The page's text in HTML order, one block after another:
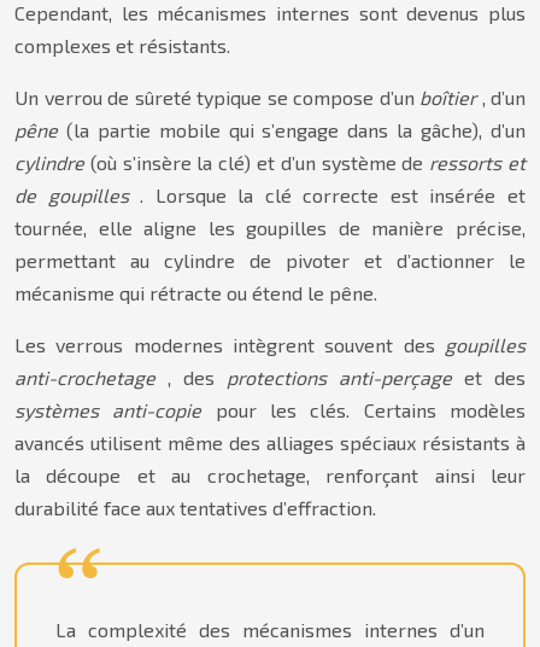
Cependant, les mécanismes internes sont devenus plus
complexes et résistants.
Un verrou de sûreté typique se compose d’un boîtier, d’un
pêne (la partie mobile qui s’engage dans la gâche), d’un
cylindre (où s’insère la clé) et d’un système de ressorts et
de goupilles. Lorsque la clé correcte est insérée et
tournée, elle aligne les goupilles de manière précise,
permettant au cylindre de pivoter et d’actionner le
mécanisme qui rétracte ou étend le pêne.
Les verrous modernes intègrent souvent des goupilles
anti-crochetage , des protections anti-perçage et des
systèmes anti-copie pour les clés. Certains modèles
avancés utilisent même des alliages spéciaux résistants à
la découpe et au crochetage, renforçant ainsi leur
durabilité face aux tentatives d’effraction.
La complexité des mécanismes internes d’un